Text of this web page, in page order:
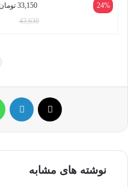
24%
33,150
43,630
ایکس لینکداین
نوشته های مشابه